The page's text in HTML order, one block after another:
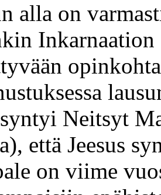
alla on
Inkarnaation
Neitsyt
että Jeesus
on viime